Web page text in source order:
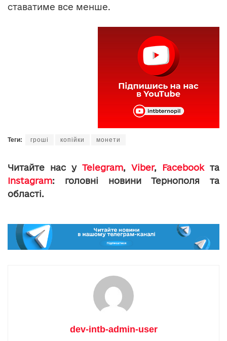
ставатиме все менше.
Теги: гроші копійки монети
Читайте нас у Telegram, Viber, Facebookта
Instagram: головні новини Тернополя та
області.
dev-intb-admin-user